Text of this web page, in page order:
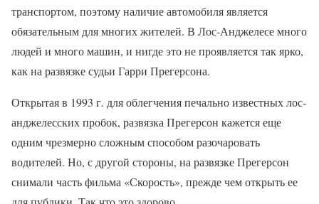
транспортом, поэтому наличие автомобиля является
обязательным для многих жителей. В Лос-Анджелесе много
людей и много машин, и нигде это не проявляется так ярко,
как на развязке судьи Гарри Прегерсона.
Открытая в 1993 г. для облегчения печально известных лос-
анджелесских пробок, развязка Прегерсон кажется еще
одним чрезмерно сложным способом разочаровать
водителей. Но, с другой стороны, на развязке Прегерсон
снимали часть фильма «Скорость», прежде чем открыть ее